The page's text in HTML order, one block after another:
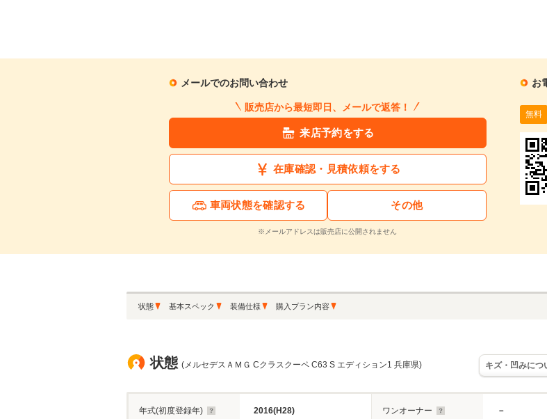
メールでのお問い合わせ
販売店から最短即日、メールで返答！
来店予約をする
在庫確認・見積依頼をする
車両状態を確認する その他
※メールアドレスは販売店に公開されません
お
無料
状態 基本スペック 装備仕様 購入プラン内容
状態 (メルセデスＡＭＧ Cクラスクーペ C63 S エディション1 兵庫県) キズ・凹みにつ
年式(初度登録年) 2016(H28) ワンオーナー －
553.5
割賦
※シミュレーション結果は入力された条件で算出した概算金額となります。お支払い金額の目安として
※シミュレーションしたローン金利は参考値です。実店舗での金利は異なる場合があります。
この中古車に関するお問い合わせ
Cクラスクーペ C63 S エディション1 走行4400Km 正規ディーラー車 左H 限定車 AMGマットブラックP19-20AW AMGパフォーマンスシート ステリング ナッパレザーイエローステッチ 記録簿・スペアキー有 禁煙
1106.9万円
車両本体価格
1080.0 2016
走行距離